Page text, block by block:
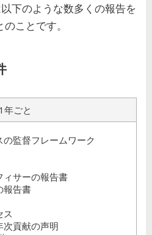
下のような数多くの報告を
ことです。
1年ごと
監督フレームワーク
ィサーの報告書
報告書
ス
次貢献の声明